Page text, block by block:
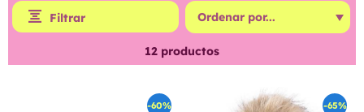
Filtrar
12 productos
-60% -65%